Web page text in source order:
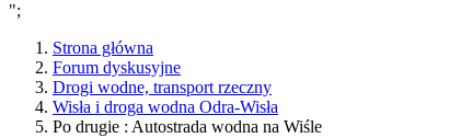
";
Strona główna
Forum dyskusyjne
Drogi wodne, transport rzeczny
Wisła i droga wodna Odra-Wisła
Po drugie : Autostrada wodna na Wiśle